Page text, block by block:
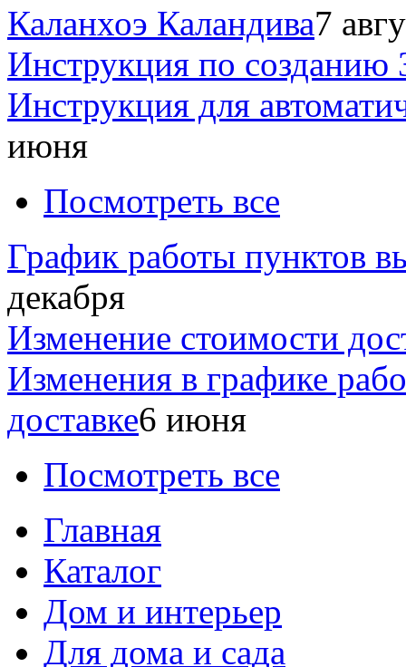
Каланхоэ Каландива7
Инструкция по созданию
Инструкция для
июня
Посмотреть все
График работы пунктов
декабря
Изменение стоимости
Изменения в графике
доставке6 июня
Посмотреть все
Главная
Каталог
Дом и интерьер
Для дома и сада